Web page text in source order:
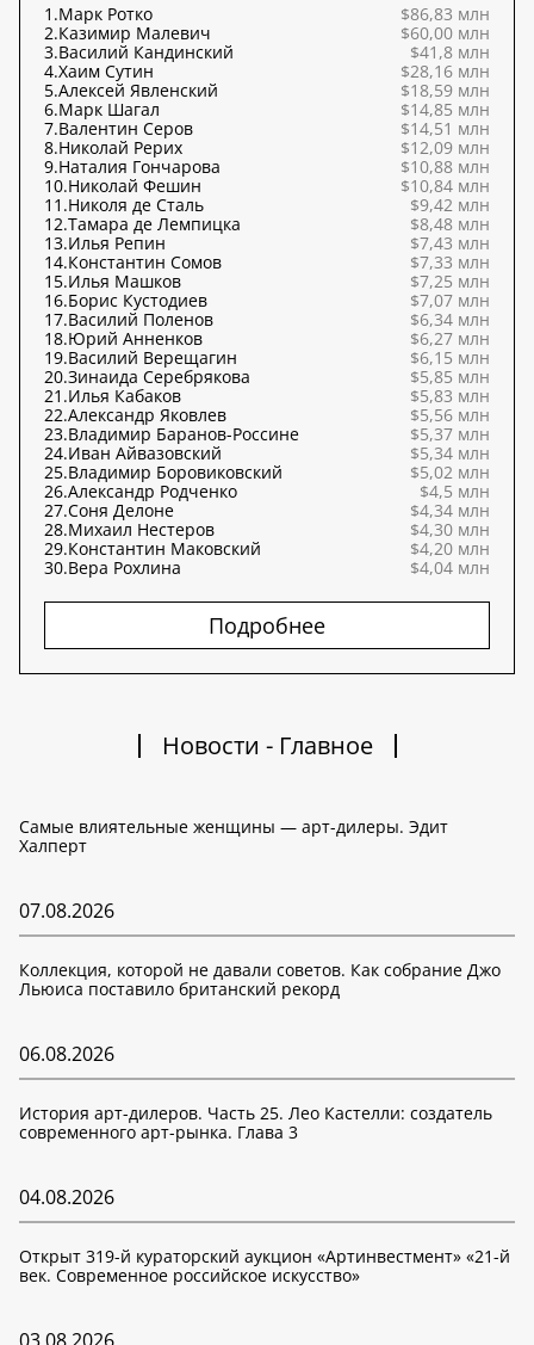
1.Марк Ротко
$86,83 млн
2.Казимир Малевич
$60,00 млн
3.Василий Кандинский
$41,8 млн
4.Хаим Сутин
$28,16 млн
5.Алексей Явленский
$18,59 млн
6.Марк Шагал
$14,85 млн
7.Валентин Серов
$14,51 млн
8.Николай Рерих
$12,09 млн
9.Наталия Гончарова
$10,88 млн
10.Николай Фешин
$10,84 млн
11.Николя де Сталь
$9,42 млн
12.Тамара де Лемпицка
$8,48 млн
13.Илья Репин
$7,43 млн
14.Константин Сомов
$7,33 млн
15.Илья Машков
$7,25 млн
16.Борис Кустодиев
$7,07 млн
17.Василий Поленов
$6,34 млн
18.Юрий Анненков
$6,27 млн
19.Василий Верещагин
$6,15 млн
20.Зинаида Серебрякова
$5,85 млн
21.Илья Кабаков
$5,83 млн
22.Александр Яковлев
$5,56 млн
23.Владимир Баранов-Россине
$5,37 млн
24.Иван Айвазовский
$5,34 млн
25.Владимир Боровиковский
$5,02 млн
26.Александр Родченко
$4,5 млн
27.Соня Делоне
$4,34 млн
28.Михаил Нестеров
$4,30 млн
29.Константин Маковский
$4,20 млн
30.Вера Рохлина $4,04 млн
Подробнее
Новости - Главное
Самые влиятельные женщины — арт-дилеры. Эдит
Халперт
07.08.2026
Коллекция, которой не давали советов. Как собрание Джо
Льюиса поставило британский рекорд
06.08.2026
История арт-дилеров. Часть 25. Лео Кастелли: создатель
современного арт-рынка. Глава 3
04.08.2026
Открыт 319-й кураторский аукцион «Артинвестмент» «21-й
век. Современное российское искусство»